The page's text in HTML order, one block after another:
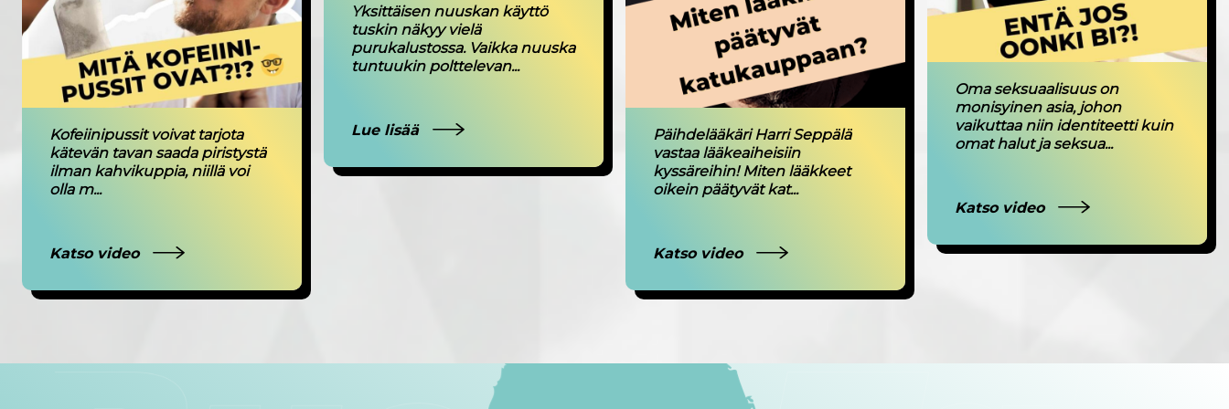
Kofeiinipussit voivat tarjota
kätevän tavan saada piristystä
ilman kahvikuppia, niillä voi
olla m...
Katso video
Yksittäisen nuuskan käyttö
tuskin näkyy vielä
purukalustossa. Vaikka nuuska
tuntuukin polttelevan...
Lue lisää
Päihdelääkäri Harri Seppälä
vastaa lääkeaiheisiin
kyssäreihin! Miten lääkkeet
oikein päätyvät kat...
Katso video
Oma seksuaalisuus on
monisyinen asia, johon
vaikuttaa niin identiteetti kuin
omat halut ja seksua...
Katso video